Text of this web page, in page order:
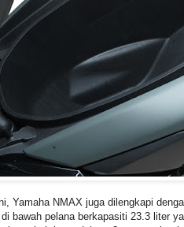
Yamaha NMAX juga dilengkapi
bawah pelana berkapasiti 23.3 liter